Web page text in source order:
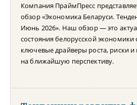
Компания ПраймПресс
обзор «Экономика Беларуси.
Июнь 2026». Наш обзор — это
состояния белорусской экономики
ключевые драйверы роста, риски
на ближайшую перспективу.